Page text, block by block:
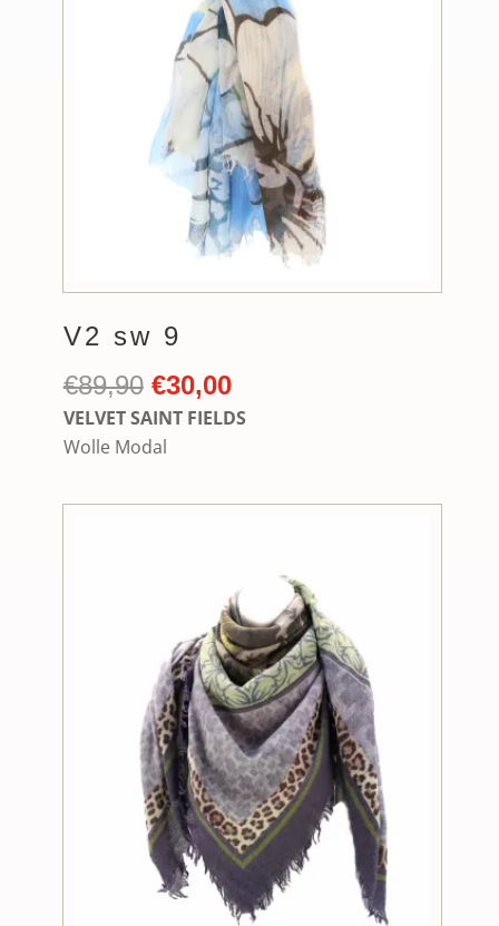
V2 sw 9
€89,90 Ursprünglicher
Preis
war:
€30,00Aktueller
Preis
VELVET SAINT FIELDS
Wolle Modal